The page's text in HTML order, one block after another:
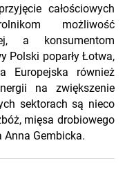
całościowych
możliwość
a konsumentom
Polski poparły Łotwa,
Europejska również
na zwiększenie
sektorach są nieco
mięsa drobiowego
Gembicka.